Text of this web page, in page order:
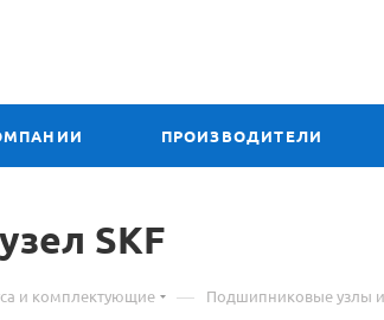
ПРОИЗВОДИТЕЛИ
SKF
и комплектующие — Подшипниковые узлы